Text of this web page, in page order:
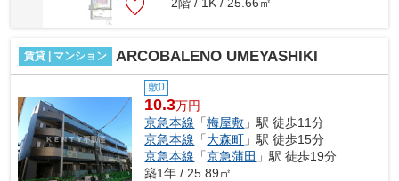
賃貸 | マンション ARCOBALENO UMEYASHIKI
敷0
10.3万円
京急本線 「梅屋敷 」駅 徒歩11分
京急本線 「大森町 」駅 徒歩15分
京急本線 「京急蒲田 」駅 徒歩19分
築1年 / 25.89㎡